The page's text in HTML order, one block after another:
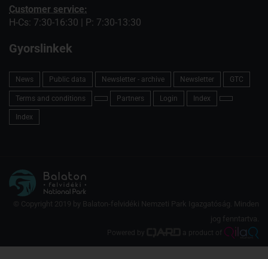
Customer service:
H-Cs: 7:30-16:30 | P: 7:30-13:30
Gyorslinkek
News Public data Newsletter - archive Newsletter GTC
Terms and conditions Partners Login Index
Index
© Copyright 2019 by Balaton-felvidéki Nemzeti Park Igazgatóság. Minden
jog fenntartva.
Powered by a product of